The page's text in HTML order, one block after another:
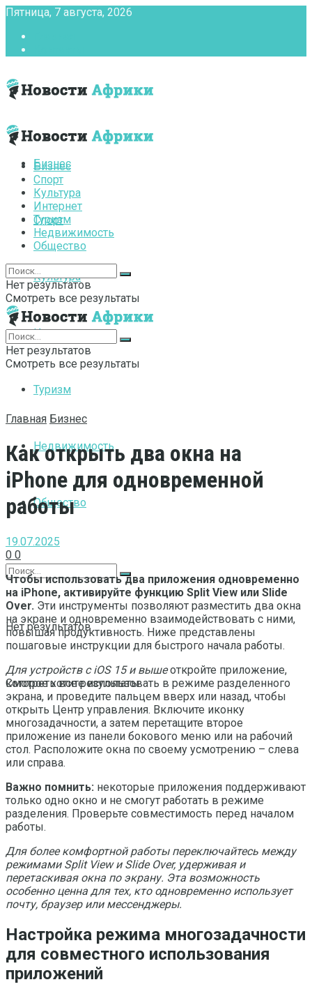
Пятница, 7 августа, 2026
Бизнес
Спорт
Культура
Интернет
Туризм
Недвижимость
Общество
Нет результатов
Смотреть все результаты
Бизнес
Спорт
Культура
Интернет
Туризм
Недвижимость
Общество
Нет результатов
Смотреть все результаты
Нет результатов
Смотреть все результаты
Главная Бизнес
Как открыть два окна на
iPhone для одновременной
работы
19.07.2025
0 0
Чтобы использовать два приложения одновременно
на iPhone, активируйте функцию Split View или Slide
Over. Эти инструменты позволяют разместить два окна
на экране и одновременно взаимодействовать с ними,
повышая продуктивность. Ниже представлены
пошаговые инструкции для быстрого начала работы.
Для устройств с iOS 15 и вышеоткройте приложение,
которое хотите использовать в режиме разделенного
экрана, и проведите пальцем вверх или назад, чтобы
открыть Центр управления. Включите иконку
многозадачности, а затем перетащите второе
приложение из панели бокового меню или на рабочий
стол. Расположите окна по своему усмотрению – слева
или справа.
Важно помнить: некоторые приложения поддерживают
только одно окно и не смогут работать в режиме
разделения. Проверьте совместимость перед началом
работы.
Для более комфортной работы переключайтесь между
режимами Split View и Slide Over, удерживая и
перетаскивая окна по экрану. Эта возможность
особенно ценна для тех, кто одновременно использует
почту, браузер или мессенджеры.
Настройка режима многозадачности
для совместного использования
приложений